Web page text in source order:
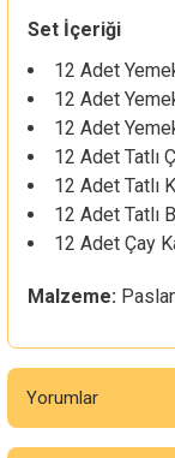
Set İçeriği
12 Adet
12 Adet
12 Adet
12 Adet Tatlı
12 Adet Tatlı
12 Adet Tatlı
12 Adet Çay
Malzeme:
Yorumlar